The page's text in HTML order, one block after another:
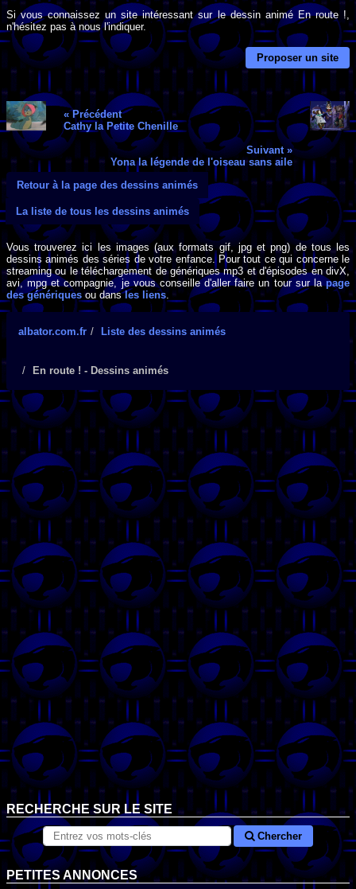
Si vous connaissez un site intéressant sur le dessin animé En route !,
n'hésitez pas à nous l'indiquer.
Proposer un site
« Précédent
Cathy la Petite Chenille
Suivant »
Yona la légende de l'oiseau sans aile
Retour à la page des dessins animés
La liste de tous les dessins animés
Vous trouverez ici les images (aux formats gif, jpg et png) de tous les
dessins animés des séries de votre enfance. Pour tout ce qui concerne le
streaming ou le téléchargement de génériques mp3 et d'épisodes en divX,
avi, mpg et compagnie, je vous conseille d'aller faire un tour sur lapage
des génériques ou dansles liens.
albator.com.fr Liste des dessins animés
En route ! - Dessins animés
RECHERCHE SUR LE SITE
Chercher
PETITES ANNONCES